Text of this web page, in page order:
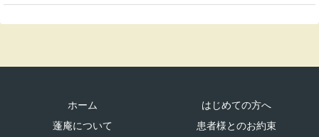
ホーム
はじめての方へ
蓬庵について
患者様とのお約束